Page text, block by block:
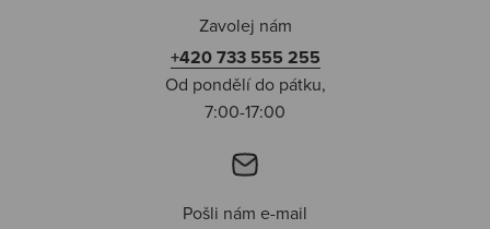
Zavolej nám
+420 733 555 255
Od pondělí do pátku,
7:00-17:00
Pošli nám e-mail